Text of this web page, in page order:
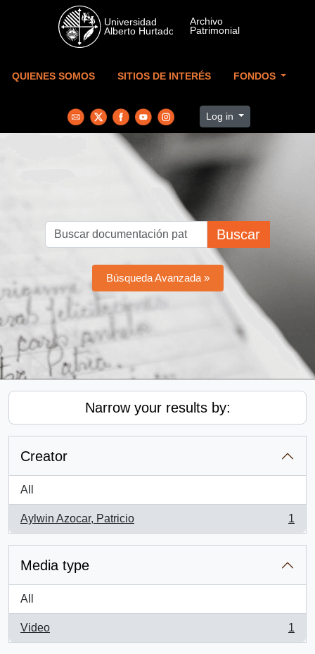
Skip to main content
QUIENES SOMOS SITIOS DE INTERÉS FONDOS
Log in
Buscar
Búsqueda Avanzada »
Narrow your results by:
Creator
All
Aylwin Azocar, Patricio
, 1 results
1
Media type
All
Video
, 1 results
1